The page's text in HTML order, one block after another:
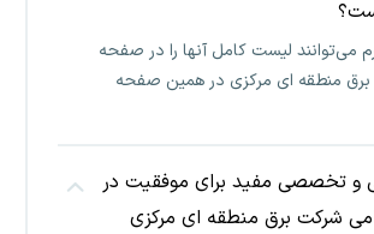
می‌توانند لیست کامل آنها را در صفحه
منطقه ای مرکزی در همین صفحه
و تخصصی مفید برای موفقیت در
شرکت برق منطقه ای مرکزی